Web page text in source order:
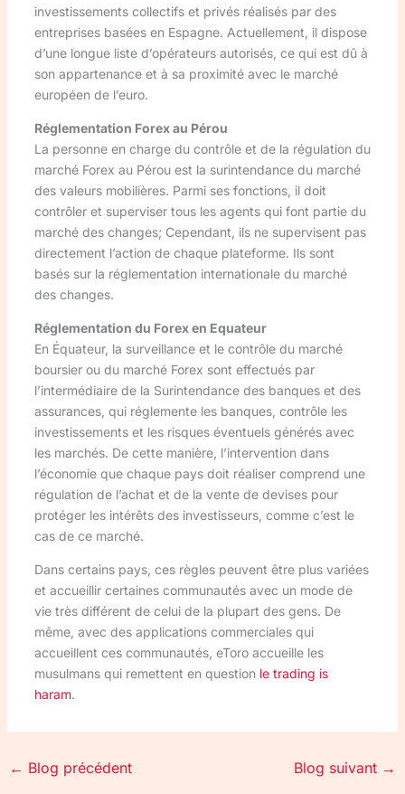
investissements collectifs et privés réalisés par des
entreprises basées en Espagne. Actuellement, il dispose
d’une longue liste d’opérateurs autorisés, ce qui est dû à
son appartenance et à sa proximité avec le marché
européen de l’euro.
Réglementation Forex au Pérou
La personne en charge du contrôle et de la régulation du
marché Forex au Pérou est la surintendance du marché
des valeurs mobilières. Parmi ses fonctions, il doit
contrôler et superviser tous les agents qui font partie du
marché des changes; Cependant, ils ne supervisent pas
directement l’action de chaque plateforme. Ils sont
basés sur la réglementation internationale du marché
des changes.
Réglementation du Forex en Equateur
En Équateur, la surveillance et le contrôle du marché
boursier ou du marché Forex sont effectués par
l’intermédiaire de la Surintendance des banques et des
assurances, qui réglemente les banques, contrôle les
investissements et les risques éventuels générés avec
les marchés. De cette manière, l’intervention dans
l’économie que chaque pays doit réaliser comprend une
régulation de l’achat et de la vente de devises pour
protéger les intérêts des investisseurs, comme c’est le
cas de ce marché.
Dans certains pays, ces règles peuvent être plus variées
et accueillir certaines communautés avec un mode de
vie très différent de celui de la plupart des gens. De
même, avec des applications commerciales qui
accueillent ces communautés, eToro accueille les
musulmans qui remettent en question le trading is
haram.
← Blog précédent Blog suivant →